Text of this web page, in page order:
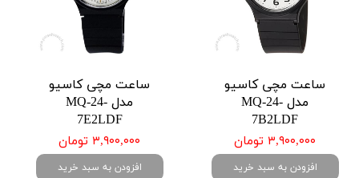
ساعت مچی کاسیو
مدل MQ-24-
7B2LDF
۳,۹۰۰,۰۰۰ تومان
افزودن به سبد خرید
ساعت مچی کاسیو
مدل MQ-24-
7E2LDF
۳,۹۰۰,۰۰۰ تومان
افزودن به سبد خرید